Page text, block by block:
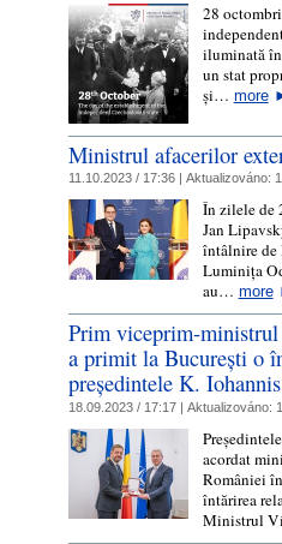
28
iluminată
un stat
și… more
Ministrul afacerilor
11.10.2023 / 17:36 | Aktualizováno:
În zilele de
Jan
întâlnire de
Luminița
au… more
Prim viceprim-
a primit la București o
președintele K. Iohannis
18.09.2023 / 17:17 | Aktualizováno:
acordat
României
întărirea
Ministrul